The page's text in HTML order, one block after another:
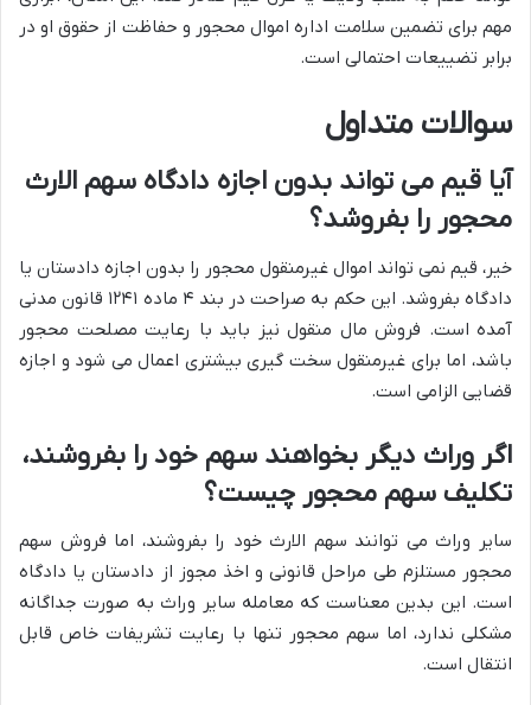
مهم برای تضمین سلامت اداره اموال محجور و حفاظت از حقوق او در
برابر تضییعات احتمالی است.
سوالات متداول
آیا قیم می تواند بدون اجازه دادگاه سهم الارث
محجور را بفروشد؟
خیر، قیم نمی تواند اموال غیرمنقول محجور را بدون اجازه دادستان یا
دادگاه بفروشد. این حکم به صراحت در بند ۴ ماده ۱۲۴۱ قانون مدنی
آمده است. فروش مال منقول نیز باید با رعایت مصلحت محجور
باشد، اما برای غیرمنقول سخت گیری بیشتری اعمال می شود و اجازه
قضایی الزامی است.
اگر وراث دیگر بخواهند سهم خود را بفروشند،
تکلیف سهم محجور چیست؟
سایر وراث می توانند سهم الارث خود را بفروشند، اما فروش سهم
محجور مستلزم طی مراحل قانونی و اخذ مجوز از دادستان یا دادگاه
است. این بدین معناست که معامله سایر وراث به صورت جداگانه
مشکلی ندارد، اما سهم محجور تنها با رعایت تشریفات خاص قابل
انتقال است.